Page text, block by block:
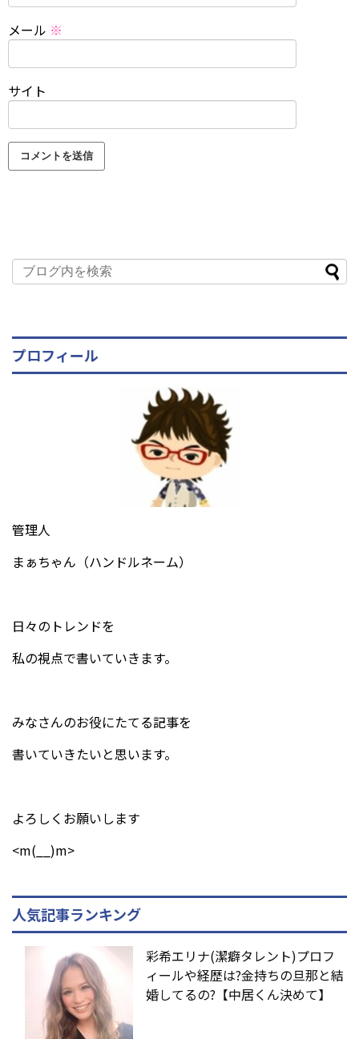
メール ※
サイト
プロフィール
管理人
まぁちゃん（ハンドルネーム）
日々のトレンドを
私の視点で書いていきます。
みなさんのお役にたてる記事を
書いていきたいと思います。
よろしくお願いします
<m(__)m>
人気記事ランキング
彩希エリナ(潔癖タレント)プロフ
ィールや経歴は?金持ちの旦那と結
婚してるの?【中居くん決めて】